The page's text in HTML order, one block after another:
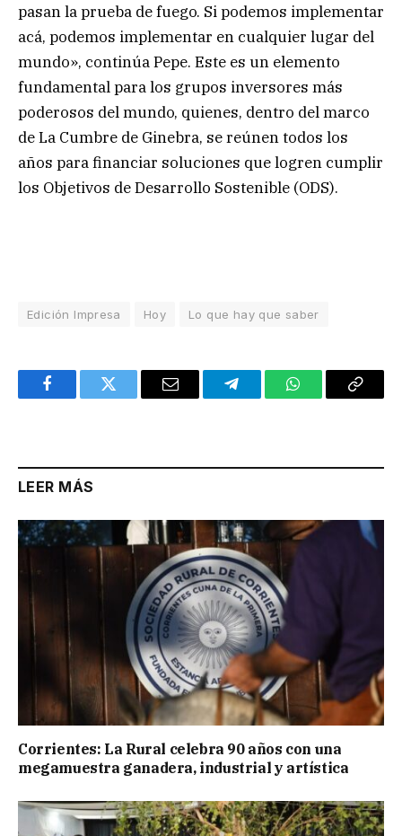
pasan la prueba de fuego. Si podemos implementar
acá, podemos implementar en cualquier lugar del
mundo», continúa Pepe. Este es un elemento
fundamental para los grupos inversores más
poderosos del mundo, quienes, dentro del marco
de La Cumbre de Ginebra, se reúnen todos los
años para financiar soluciones que logren cumplir
los Objetivos de Desarrollo Sostenible (ODS).
Edición Impresa Hoy Lo que hay que saber
FacebookTwitter Email TelegramWhatsAppCopy
LEER MÁS
Corrientes: La Rural celebra 90 años con una
megamuestra ganadera, industrial y artística